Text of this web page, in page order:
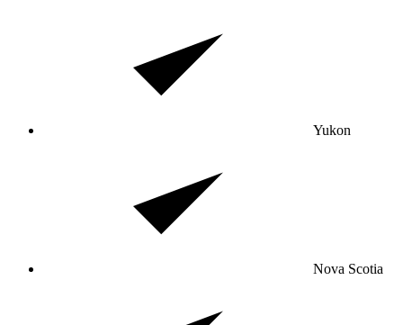
Yukon
Nova Scotia